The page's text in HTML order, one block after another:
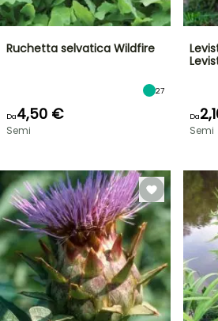
Ruchetta selvatica Wildfire
27
Da4,50 €
Semi
Da
Semi